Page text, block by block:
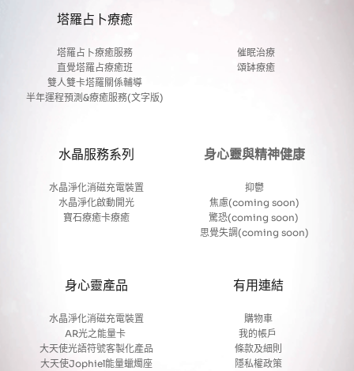
塔羅占卜療癒
塔羅占卜療癒服務
直覺塔羅占療癒班
雙人雙卡塔羅關係輔導
半年運程預測&療癒服務(文字版)
催眠治療
頌缽療癒
水晶服務系列
水晶淨化消磁充電裝置
水晶淨化啟動開光
寶石療癒卡療癒
身心靈與精神健康
抑鬱
焦慮(coming soon)
驚恐(coming soon)
思覺失調(coming soon)
身心靈產品
水晶淨化消磁充電裝置
AR光之能量卡
大天使光語符號客製化產品
大天使Jophiel能量蠟燭座
有用連結
購物車
我的帳戶
條款及細則
隱私權政策